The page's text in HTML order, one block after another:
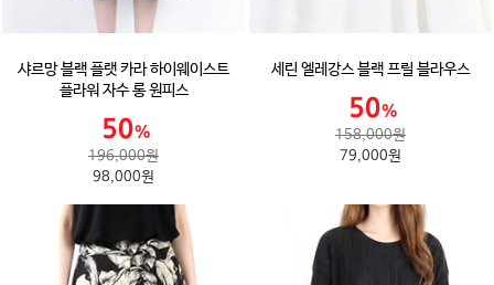
샤르망 블랙 플랫 카라 하이웨이스트
플라워 자수 롱 원피스
196,000원
98,000원
세린 엘레강스 블랙 프릴 블라우스
158,000원
79,000원